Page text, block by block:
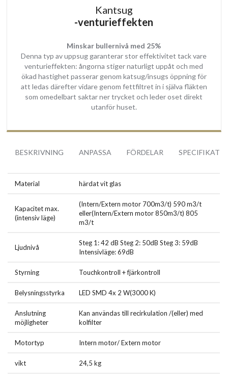
Takfläkten levereras med fettfilter som fångar upp matfett och
Bekvämligheter
Köksfläkten styrs med en medföljande fjärrkontroll, men kan även
manövreras manuellt med elektronisk touch styrning som är
monterad i ramen på en av långsidorna. Den moderna styrningen
har en exklusiv bakgrundsbelysning i blå. Med styrningen via touch
motor hastighet och sätta köksfläkten på eftergång läge med en
Takintegrerade köksfläkten Lyxor Vit glas, monteras fast med hjälp
Därefter trär man fast köksfläkten och säkrar med skruv inuti
kåpan.
Avser 96 cm bredd: 800 x 400 (mm)
Avser 120 cm bredd: 1033 x 400 (mm)
Inbyggnadshöjden med motor fast på kåpan är: 36 cm
Köksfläkt levereras med en strömkabel och stickkontakt som
Kantsug
-venturieffekten
Minskar bullernivå med 25%
Denna typ av uppsug garanterar stor effektivitet tack vare
venturieffekten: ångorna stiger naturligt uppåt och med
ökad hastighet passerar genom katsug/insugs öppning för
att ledas därefter vidare genom fettfiltret in i själva fläkten
som omedelbart saktar ner trycket och leder oset direkt
utanför huset.
BESKRIVNING ANPASSA FÖRDELAR
Material härdat vit glas
Kapacitet max.
(intensiv läge)
(Intern/Extern motor 700m3/t) 590 m3/t
eller(Intern/Extern motor 850m3/t) 805
m3/t
Ljudnivå
Steg 1: 42 dB Steg 2: 50dB Steg 3: 59dB
Intensivläge: 69dB
Styrning Touchkontroll + fjärkontroll
Belysningsstyrka LED SMD 4x 2 W(3000 K)
Anslutning
möjligheter
Kan användas till recirkulation /(eller) med
kolfilter
Motortyp Intern motor/ Extern motor
vikt 24,5 kg